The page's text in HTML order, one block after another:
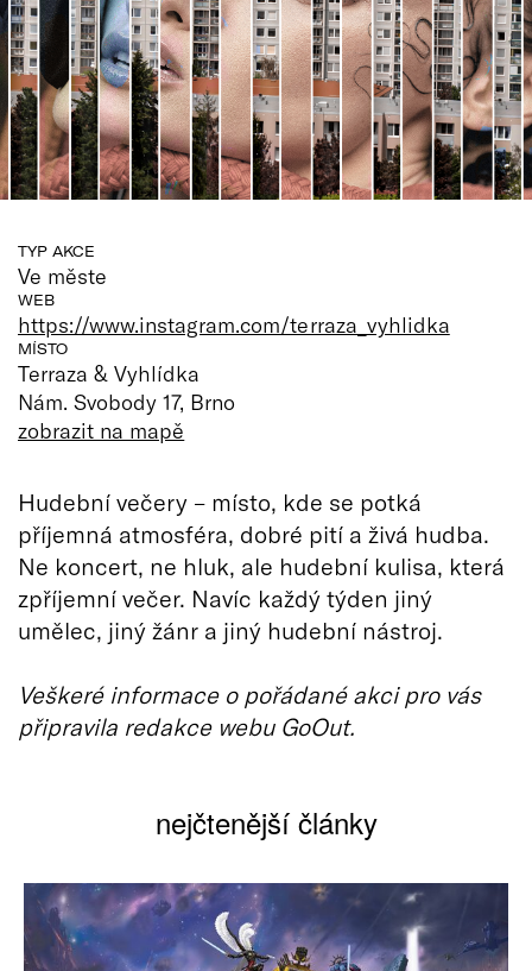
TYP AKCE
Ve měste
WEB
https://www.instagram.com/terraza_vyhlidka
MÍSTO
Terraza & Vyhlídka
Nám. Svobody 17, Brno
zobrazit na mapě
Hudební večery – místo, kde se potká
příjemná atmosféra, dobré pití a živá hudba.
Ne koncert, ne hluk, ale hudební kulisa, která
zpříjemní večer. Navíc každý týden jiný
umělec, jiný žánr a jiný hudební nástroj.
Veškeré informace o pořádané akci pro vás
připravila redakce webu GoOut.
nejčtenější články